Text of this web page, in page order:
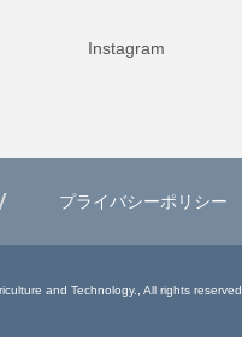
Instagram
プライバシーポリシー
and Technology., All rights reserved.